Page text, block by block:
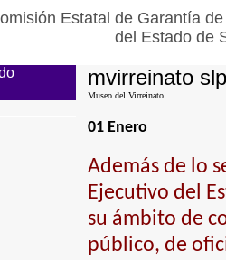
Estatal de Garantía
del Estado de
mvirreinato slp
Museo del Virreinato
01 Enero
Además de lo
Ejecutivo del
su ámbito de
público, de